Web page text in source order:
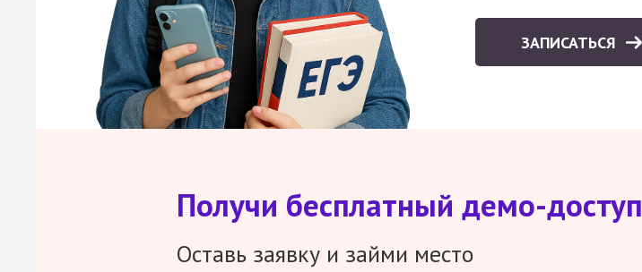
ЗАПИСАТЬСЯ
Получи бесплатный демо-доступ
Оставь заявку и займи место